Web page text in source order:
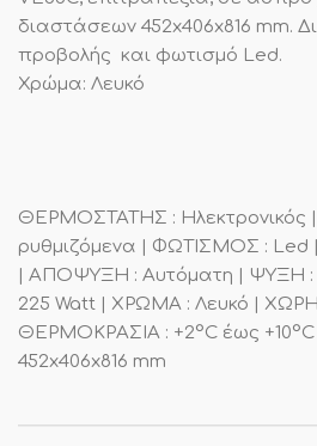
διαστάσεων 452x406x816 mm.
προβολής και φωτισμό Led.
Χρώμα: Λευκό
ΘΕΡΜΟΣΤΑΤΗΣ : Ηλεκτρονικός |
ρυθμιζόμενα | ΦΩΤΙΣΜΟΣ : Led
| ΑΠΟΨΥΞΗ : Αυτόματη | ΨΥΞΗ :
225 Watt | ΧΡΩΜΑ : Λευκό |
ΘΕΡΜΟΚΡΑΣΙΑ : +2°C έως +10°C
452x406x816 mm